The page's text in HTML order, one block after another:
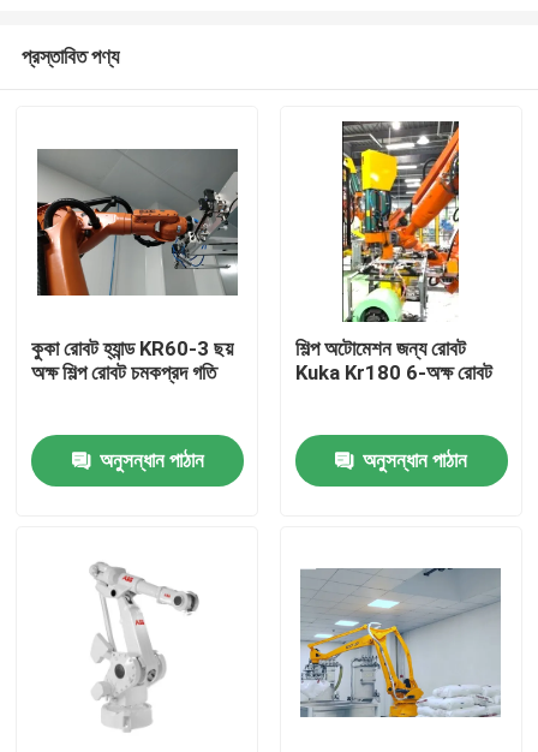
প্রস্তাবিত পণ্য
কুকা রোবট হ্যান্ড KR60-3 ছয়
অক্ষ শিল্প রোবট চমকপ্রদ গতি
অনুসন্ধান পাঠান
শিল্প অটোমেশন জন্য রোবট
Kuka Kr180 6-অক্ষ রোবট
অনুসন্ধান পাঠান